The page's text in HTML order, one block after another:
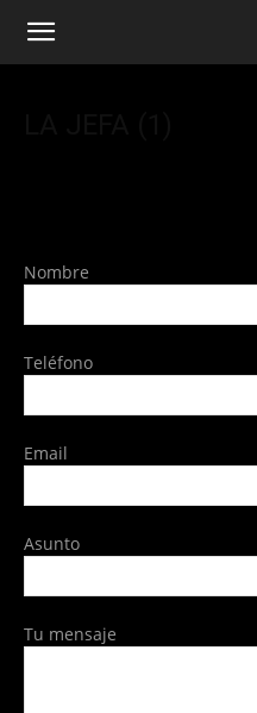
Nombre
Teléfono
Email
Asunto
Tu mensaje